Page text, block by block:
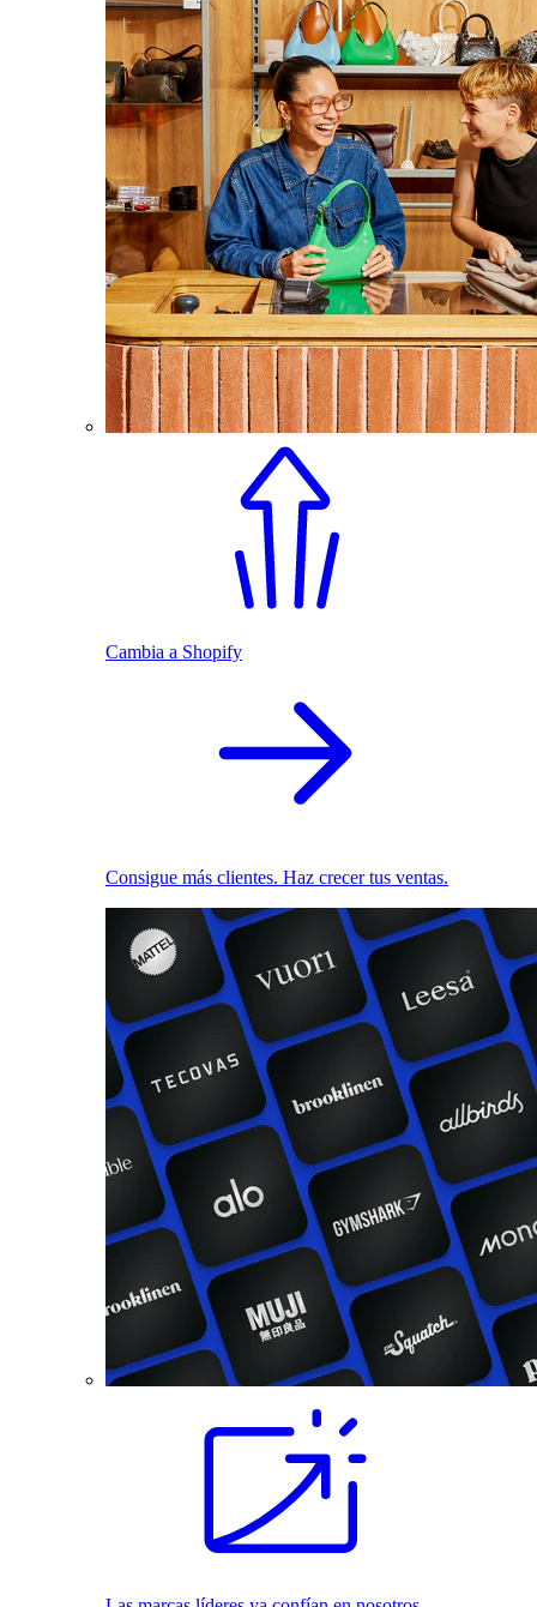
Cambia a Shopify
Consigue más clientes. Haz crecer tus ventas.